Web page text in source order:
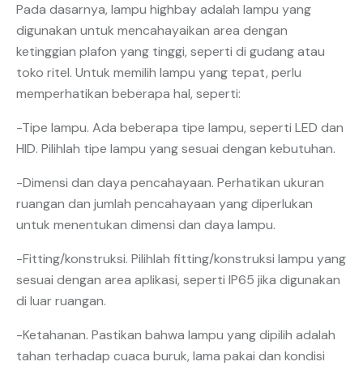
Pada dasarnya, lampu highbay adalah lampu yang
digunakan untuk mencahayaikan area dengan
ketinggian plafon yang tinggi, seperti di gudang atau
toko ritel. Untuk memilih lampu yang tepat, perlu
memperhatikan beberapa hal, seperti:
-Tipe lampu. Ada beberapa tipe lampu, seperti LED dan
HID. Pilihlah tipe lampu yang sesuai dengan kebutuhan.
-Dimensi dan daya pencahayaan. Perhatikan ukuran
ruangan dan jumlah pencahayaan yang diperlukan
untuk menentukan dimensi dan daya lampu.
-Fitting/konstruksi. Pilihlah fitting/konstruksi lampu yang
sesuai dengan area aplikasi, seperti IP65 jika digunakan
di luar ruangan.
-Ketahanan. Pastikan bahwa lampu yang dipilih adalah
tahan terhadap cuaca buruk, lama pakai dan kondisi